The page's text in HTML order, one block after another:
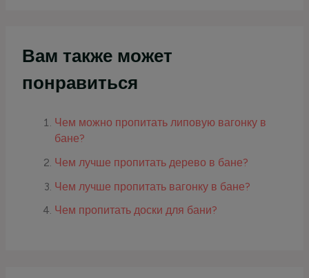
Вам также может
понравиться
Чем можно пропитать липовую вагонку в
бане?
Чем лучше пропитать дерево в бане?
Чем лучше пропитать вагонку в бане?
Чем пропитать доски для бани?